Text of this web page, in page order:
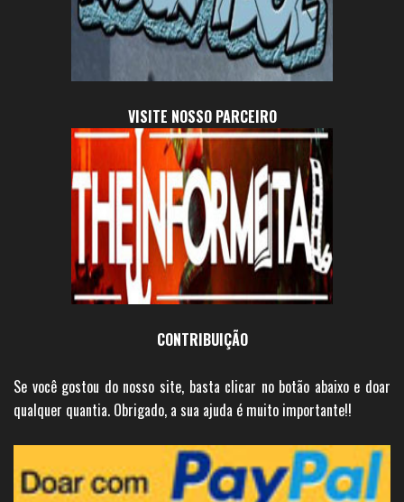
VISITE NOSSO PARCEIRO
CONTRIBUIÇÃO
Se você gostou do nosso site, basta clicar no botão abaixo e doar
qualquer quantia. Obrigado, a sua ajuda é muito importante!!